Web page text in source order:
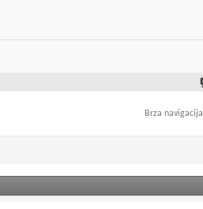
Brza navigacija